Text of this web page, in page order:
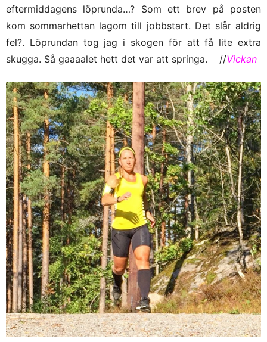
eftermiddagens löprunda…? Som ett brev på posten
kom sommarhettan lagom till jobbstart. Det slår aldrig
fel?. Löprundan tog jag i skogen för att få lite extra
skugga. Så gaaaalet hett det var att springa. //Vickan